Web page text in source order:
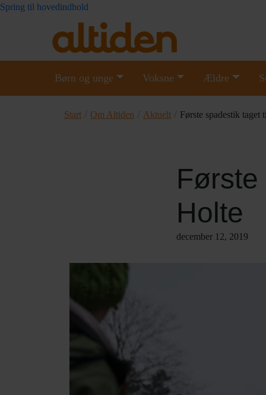
Spring til hovedindhold
Børn og unge Voksne Ældre
Start Om Altiden Aktuelt Første spadestik
Holte
december 12, 2019